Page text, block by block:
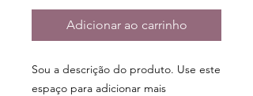
Adicionar ao carrinho
Sou a descrição do produto. Use este
espaço para adicionar mais